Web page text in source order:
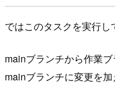
ではこのタスクを実行し
mainブランチから作業ブ
mainブランチに変更を